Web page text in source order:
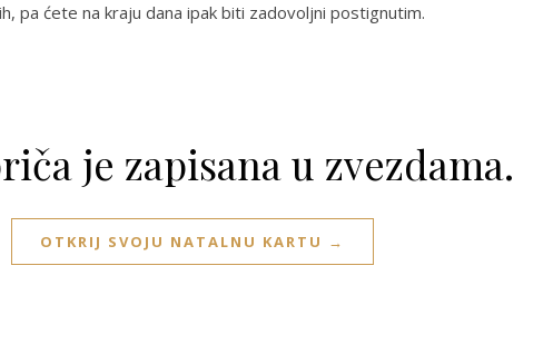
pa ćete na kraju dana ipak biti zadovoljni postignutim.
je zapisana u zvezdama.
OTKRIJ SVOJU NATALNU KARTU →